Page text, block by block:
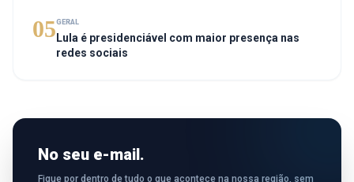
05GERAL
Lula é presidenciável com maior presença nas
redes sociais
No seu e-mail.
Fique por dentro de tudo o que acontece na nossa região, sem